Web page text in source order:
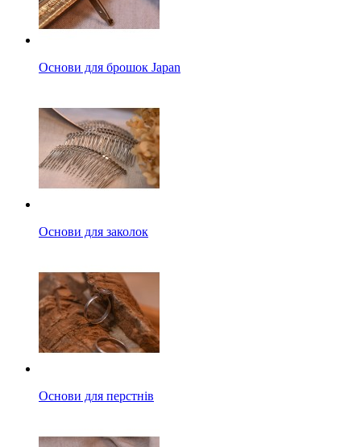
Основи для брошок Japan
Основи для заколок
Основи для перстнів